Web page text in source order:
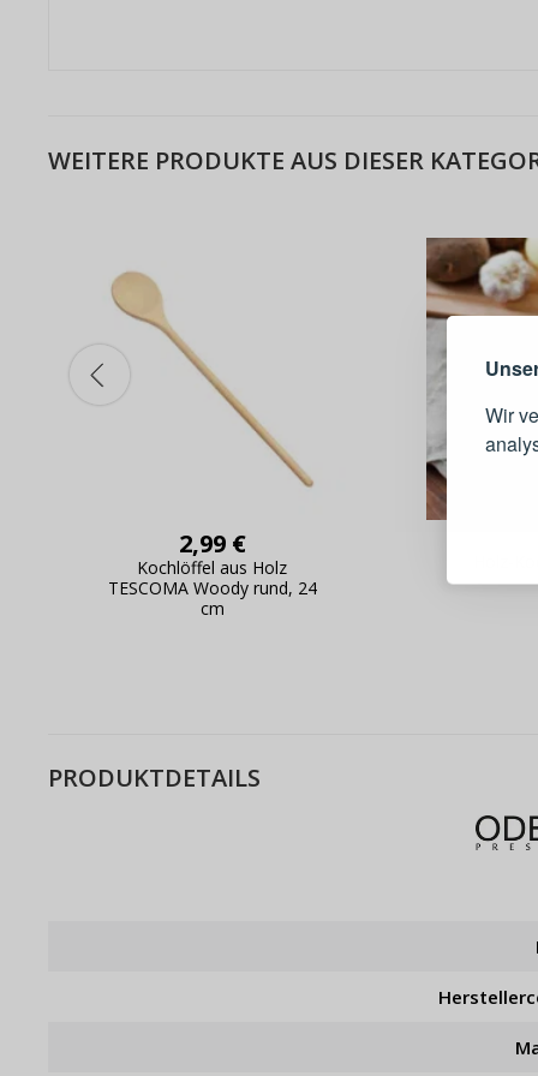
Wir
WEITERE PRODUKTE AUS DIESER
2,99 €
Kochlöffel aus Holz
TESCOMA Woody rund, 24
cm
PRODUKTDETAILS
Live-